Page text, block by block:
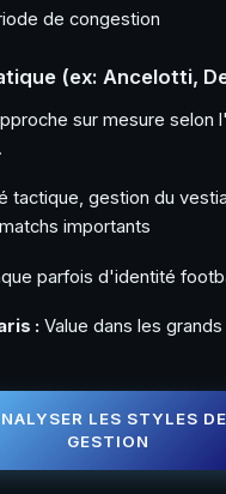
de congestion
(ex: Ancelotti,
sur mesure selon
tactique, gestion du
importants
parfois d'identité
: Value dans les
LES STYLES DE
GESTION